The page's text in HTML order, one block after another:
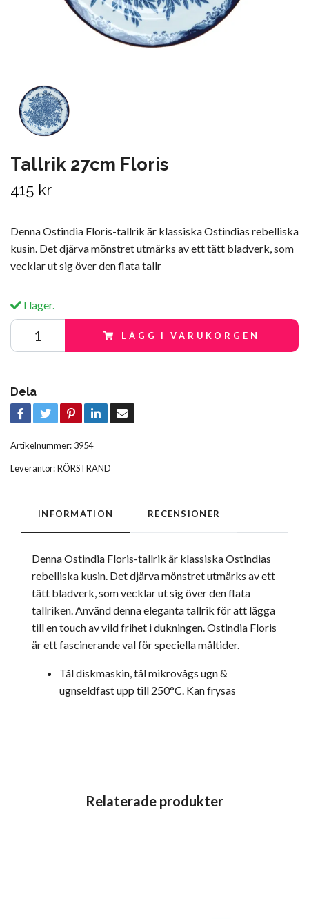
Tallrik 27cm Floris
415 kr
Denna Ostindia Floris-tallrik är klassiska Ostindias rebelliska
kusin. Det djärva mönstret utmärks av ett tätt bladverk, som
vecklar ut sig över den flata tallr
I lager.
LÄGG I VARUKORGEN
Dela
Artikelnummer: 3954
Leverantör:RÖRSTRAND
INFORMATION RECENSIONER
Denna Ostindia Floris-tallrik är klassiska Ostindias
rebelliska kusin. Det djärva mönstret utmärks av ett
tätt bladverk, som vecklar ut sig över den flata
tallriken. Använd denna eleganta tallrik för att lägga
till en touch av vild frihet i dukningen. Ostindia Floris
är ett fascinerande val för speciella måltider.
Tål diskmaskin, tål mikrovågs ugn &
ugnseldfast upp till 250°C. Kan frysas